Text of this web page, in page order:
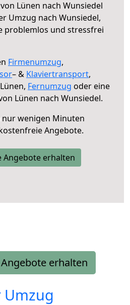
von Lünen nach Wunsiedel
Umzug nach Wunsiedel,
problemlos und stressfrei
Firmenumzug,
– & Klaviertransport,
Fernumzug oder eine
Lünen nach Wunsiedel.
nur wenigen Minuten
Angebote.
Angebote erhalten
erhalten